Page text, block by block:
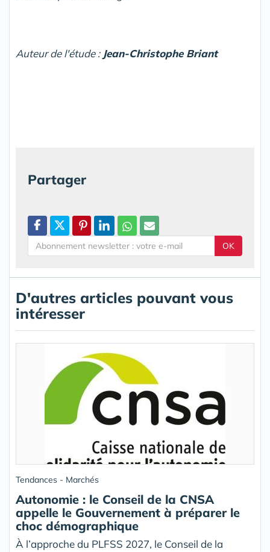
Auteur de l'étude : Jean-Christophe Briant
Partager
OK
D'autres articles pouvant vous
intéresser
Tendances - Marchés
Autonomie : le Conseil de la CNSA
appelle le Gouvernement à préparer le
choc démographique
À l’approche du PLFSS 2027, le Conseil de la